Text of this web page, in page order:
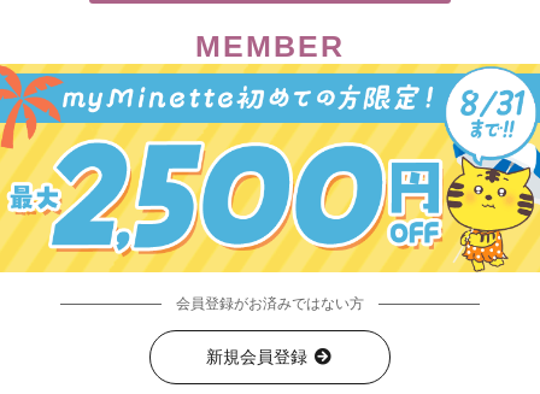
MEMBER
会員登録がお済みではない方
新規会員登録